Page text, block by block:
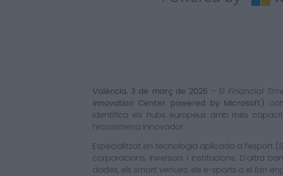
València, 3 de març de 2026 – El Financial
Innovation Center powered by Microsoft)
identifica els hubs europeus amb més
l’ecosistema innovador.
Especialitzat en tecnologia aplicada a l’esport (
corporacions, inversors i institucions. D’altra
dades, els smart venues, els e-sports o el fan